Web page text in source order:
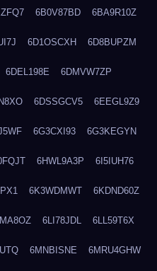
6B0V87BD 6BA9R10Z
6D1OSCXH 6D8BUPZM
6DEL198E 6DMVW7ZP
6DSSGCV5 6EEGL9Z9
6G3CXI93 6G3KEGYN
6HWL9A3P 6I5IUH76
6K3WDMWT 6KDND60Z
6LI78JDL 6LL59T6X
6MNBISNE 6MRU4GHW